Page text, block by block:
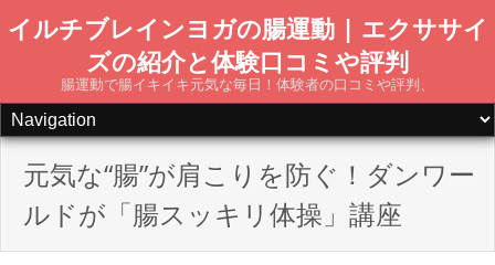
Skip
content
イルチブレインヨガの腸運動 | エクササイ
ズの紹介と体験口コミや評判
腸運動で腸イキイキ元気な毎日！体験者の口コミや評判、
元気な“腸”が肩こりを防ぐ！ダンワー
ルドが「腸スッキリ体操」講座